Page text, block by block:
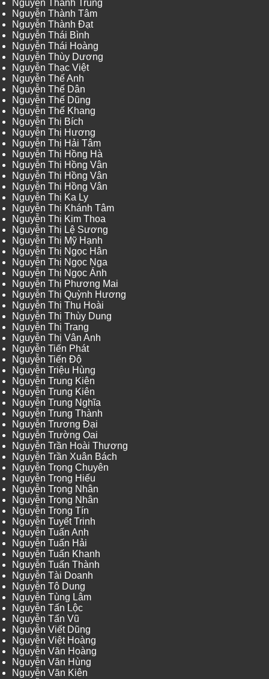
Nguyễn Thành Trung
Nguyễn Thành Tâm
Nguyễn Thành Đạt
Nguyễn Thái Bình
Nguyễn Thái Hoàng
Nguyễn Thùy Dương
Nguyễn Thạc Việt
Nguyễn Thế Anh
Nguyễn Thế Dân
Nguyễn Thế Dũng
Nguyễn Thế Khang
Nguyễn Thị Bích
Nguyễn Thị Hương
Nguyễn Thị Hải Tâm
Nguyễn Thị Hồng Hà
Nguyễn Thị Hồng Vân
Nguyễn Thị Hồng Vân
Nguyễn Thị Hồng Vân
Nguyễn Thị Ka Ly
Nguyễn Thị Khánh Tâm
Nguyễn Thị Kim Thoa
Nguyễn Thị Lệ Sương
Nguyễn Thị Mỹ Hạnh
Nguyễn Thị Ngọc Hân
Nguyễn Thị Ngọc Nga
Nguyễn Thị Ngọc Ánh
Nguyễn Thị Phương Mai
Nguyễn Thị Quỳnh Hương
Nguyễn Thị Thu Hoài
Nguyễn Thị Thùy Dung
Nguyễn Thị Trang
Nguyễn Thị Vân Anh
Nguyễn Tiến Phát
Nguyễn Tiến Độ
Nguyễn Triệu Hùng
Nguyễn Trung Kiên
Nguyễn Trung Kiên
Nguyễn Trung Nghĩa
Nguyễn Trung Thành
Nguyễn Trương Đại
Nguyễn Trường Oai
Nguyễn Trần Hoài Thương
Nguyễn Trần Xuân Bách
Nguyễn Trọng Chuyên
Nguyễn Trọng Hiếu
Nguyễn Trọng Nhân
Nguyễn Trọng Nhân
Nguyễn Trọng Tín
Nguyễn Tuyết Trinh
Nguyễn Tuấn Anh
Nguyễn Tuấn Hải
Nguyễn Tuấn Khanh
Nguyễn Tuấn Thành
Nguyễn Tài Doanh
Nguyễn Tô Dung
Nguyễn Tùng Lâm
Nguyễn Tấn Lộc
Nguyễn Tấn Vũ
Nguyễn Viết Dũng
Nguyễn Việt Hoàng
Nguyễn Văn Hoàng
Nguyễn Văn Hùng
Nguyễn Văn Kiên